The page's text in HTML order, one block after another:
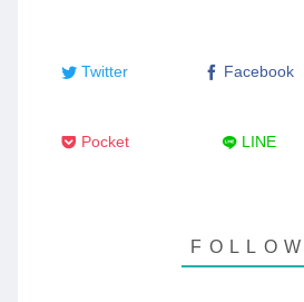
Twitter Facebook
Pocket LINE